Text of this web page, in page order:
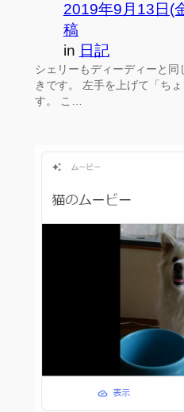
2019年9月13日(
稿
in 日記
シェリーもディーディーと
きです。 左手を上げて「ち
す。 こ…